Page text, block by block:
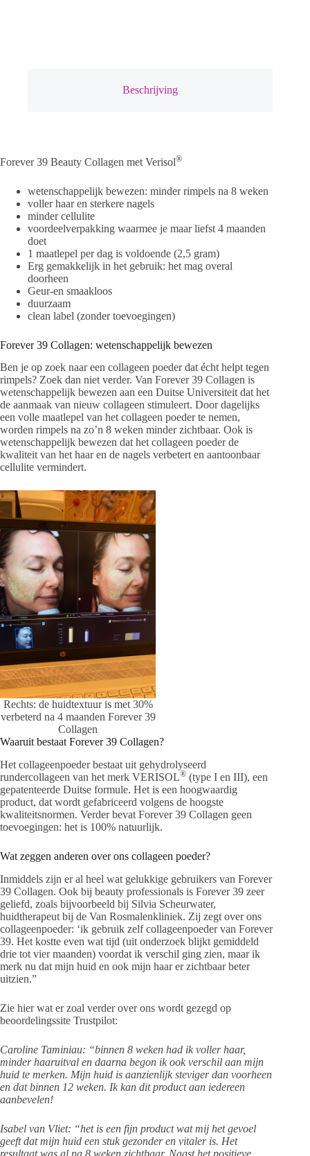
Beschrijving
Forever 39 Beauty Collagen met Verisol®
wetenschappelijk bewezen: minder rimpels na 8 weken
voller haar en sterkere nagels
minder cellulite
voordeelverpakking waarmee je maar liefst 4 maanden
doet
1 maatlepel per dag is voldoende (2,5 gram)
Erg gemakkelijk in het gebruik: het mag overal
doorheen
Geur-en smaakloos
duurzaam
clean label (zonder toevoegingen)
Forever 39 Collagen: wetenschappelijk bewezen
Ben je op zoek naar een collageen poeder dat écht helpt tegen
rimpels? Zoek dan niet verder. Van Forever 39 Collagen is
wetenschappelijk bewezen aan een Duitse Universiteit dat het
de aanmaak van nieuw collageen stimuleert. Door dagelijks
een volle maatlepel van het collageen poeder te nemen,
worden rimpels na zo’n 8 weken minder zichtbaar. Ook is
wetenschappelijk bewezen dat het collageen poeder de
kwaliteit van het haar en de nagels verbetert en aantoonbaar
cellulite vermindert.
Rechts: de huidtextuur is met 30%
verbeterd na 4 maanden Forever 39
Collagen
Waaruit bestaat Forever 39 Collagen?
Het collageenpoeder bestaat uit gehydrolyseerd
rundercollageen van het merk VERISOL® (type I en III), een
gepatenteerde Duitse formule. Het is een hoogwaardig
product, dat wordt gefabriceerd volgens de hoogste
kwaliteitsnormen. Verder bevat Forever 39 Collagen geen
toevoegingen: het is 100% natuurlijk.
Wat zeggen anderen over ons collageen poeder?
Inmiddels zijn er al heel wat gelukkige gebruikers van Forever
39 Collagen. Ook bij beauty professionals is Forever 39 zeer
geliefd, zoals bijvoorbeeld bij Silvia Scheurwater,
huidtherapeut bij de Van Rosmalenkliniek. Zij zegt over ons
collageenpoeder: ‘ik gebruik zelf collageenpoeder van Forever
39. Het kostte even wat tijd (uit onderzoek blijkt gemiddeld
drie tot vier maanden) voordat ik verschil ging zien, maar ik
merk nu dat mijn huid en ook mijn haar er zichtbaar beter
uitzien.”
Zie hier wat er zoal verder over ons wordt gezegd op
beoordelingssite Trustpilot:
Caroline Taminiau: “binnen 8 weken had ik voller haar,
minder haaruitval en daarna begon ik ook verschil aan mijn
huid te merken. Mijn huid is aanzienlijk steviger dan voorheen
en dat binnen 12 weken. Ik kan dit product aan iedereen
aanbevelen!
Isabel van Vliet: “het is een fijn product wat mij het gevoel
geeft dat mijn huid een stuk gezonder en vitaler is. Het
resultaat was al na 8 weken zichtbaar. Naast het positieve